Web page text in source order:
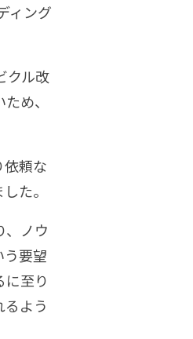
ィング
クル改
め、
頼な
た。
、ノウ
要望
至り
よう